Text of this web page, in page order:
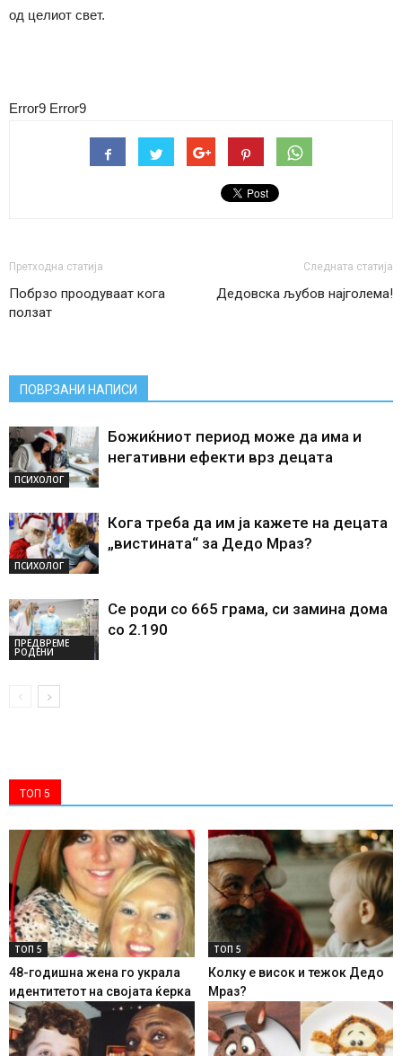
од целиот свет.
Error9 Error9
Претходна статија
Побрзо проодуваат кога
ползат
Следната статија
Дедовска љубов најголема!
ПОВРЗАНИ НАПИСИ
ПСИХОЛОГ
Божиќниот период може да има и
негативни ефекти врз децата
ПСИХОЛОГ
Кога треба да им ја кажете на децата
„вистината“ за Дедо Мраз?
ПРЕДВРЕМЕ
РОДЕНИ
Се роди со 665 грама, си замина дома
со 2.190
ТОП 5
ТОП 5
48-годишна жена го украла
идентитетот на својата ќерка
ТОП 5
Колку е висок и тежок Дедо
Мраз?